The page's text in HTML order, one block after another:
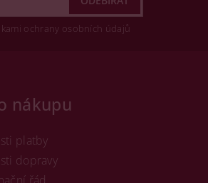
ochrany osobních údajů
nákupu
platby
dopravy